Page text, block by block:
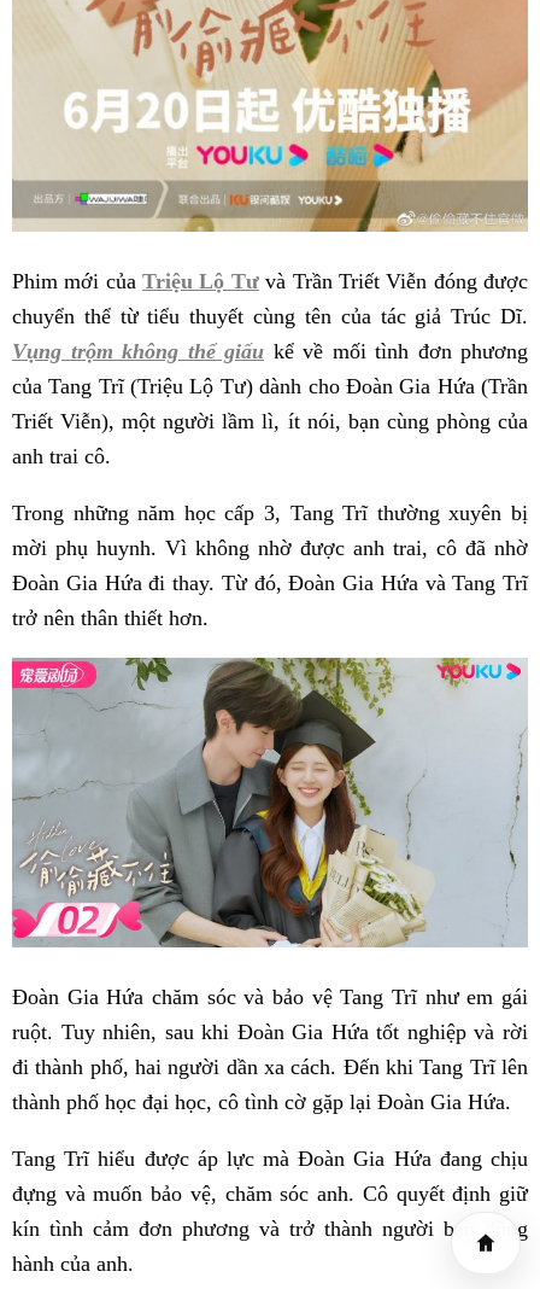
Phim mới củaTriệu Lộ Tưvà Trần Triết Viễn đóng được
chuyển thể từ tiểu thuyết cùng tên của tác giả Trúc Dĩ.
Vụng trộm không thể giấu kể về mối tình đơn phương
của Tang Trĩ (Triệu Lộ Tư) dành cho Đoàn Gia Hứa (Trần
Triết Viễn), một người lầm lì, ít nói, bạn cùng phòng của
anh trai cô.
Trong những năm học cấp 3, Tang Trĩ thường xuyên bị
mời phụ huynh. Vì không nhờ được anh trai, cô đã nhờ
Đoàn Gia Hứa đi thay. Từ đó, Đoàn Gia Hứa và Tang Trĩ
trở nên thân thiết hơn.
Đoàn Gia Hứa chăm sóc và bảo vệ Tang Trĩ như em gái
ruột. Tuy nhiên, sau khi Đoàn Gia Hứa tốt nghiệp và rời
đi thành phố, hai người dần xa cách. Đến khi Tang Trĩ lên
thành phố học đại học, cô tình cờ gặp lại Đoàn Gia Hứa.
Tang Trĩ hiểu được áp lực mà Đoàn Gia Hứa đang chịu
đựng và muốn bảo vệ, chăm sóc anh. Cô quyết định giữ
kín tình cảm đơn phương và trở thành người bạn đồng
hành của anh.